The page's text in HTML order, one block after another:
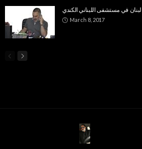
لبنان في مستشفى اللبناني الكندي
March 8, 2017